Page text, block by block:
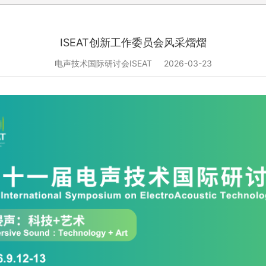
ISEAT创新工作委员会风采熠熠
电声技术国际研讨会ISEAT 2026-03-23